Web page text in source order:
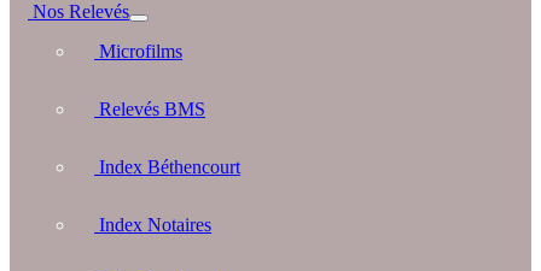
Nos Relevés
Microfilms
Relevés BMS
Index Béthencourt
Index Notaires